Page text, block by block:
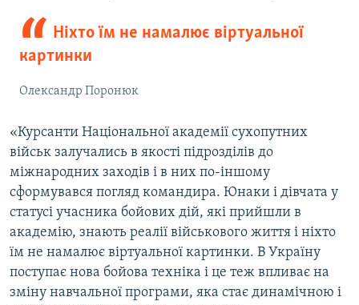
Ніхто їм не намалює віртуальної
картинки
Олександр Поронюк
«Курсанти Національної академії сухопутних
військ залучались в якості підрозділів до
міжнародних заходів і в них по-іншому
сформувався погляд командира. Юнаки і дівчата у
статусі учасника бойових дій, які прийшли в
академію, знають реалії військового життя і ніхто
їм не намалює віртуальної картинки. В Україну
поступає нова бойова техніка і це теж впливає на
зміну навчальної програми, яка стає динамічною і